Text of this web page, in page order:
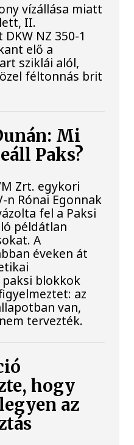
vízállása miatt
II.
NZ 350-1
elő a
sziklái alól,
féltonnás brit
Mi
Paks?
Zrt. egykori
n Rónai Egonnak
fel a Paksi
példátlan
A
éveken át
blokkok
az
van,
tervezték.
hogy
az